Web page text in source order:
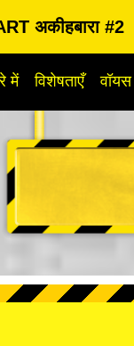
अकीहबारा #2
में विशेषताएँ वॉयस